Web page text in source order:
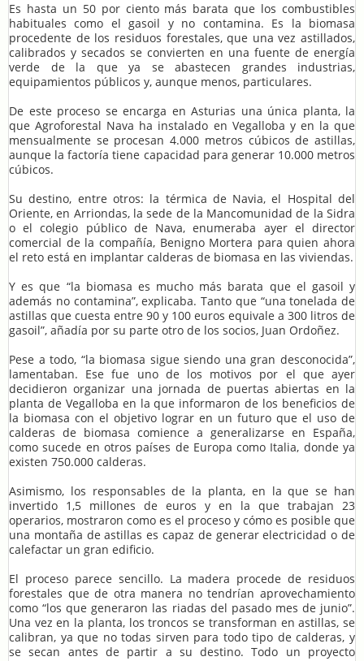
Es hasta un 50 por ciento más barata que los combustibles
habituales como el gasoil y no contamina. Es la biomasa
procedente de los residuos forestales, que una vez astillados,
calibrados y secados se convierten en una fuente de energía
verde de la que ya se abastecen grandes industrias,
equipamientos públicos y, aunque menos, particulares.
De este proceso se encarga en Asturias una única planta, la
que Agroforestal Nava ha instalado en Vegalloba y en la que
mensualmente se procesan 4.000 metros cúbicos de astillas,
aunque la factoría tiene capacidad para generar 10.000 metros
cúbicos.
Su destino, entre otros: la térmica de Navia, el Hospital del
Oriente, en Arriondas, la sede de la Mancomunidad de la Sidra
o el colegio público de Nava, enumeraba ayer el director
comercial de la compañía, Benigno Mortera para quien ahora
el reto está en implantar calderas de biomasa en las viviendas.
Y es que “la biomasa es mucho más barata que el gasoil y
además no contamina”, explicaba. Tanto que “una tonelada de
astillas que cuesta entre 90 y 100 euros equivale a 300 litros de
gasoil”, añadía por su parte otro de los socios, Juan Ordoñez.
Pese a todo, “la biomasa sigue siendo una gran desconocida”,
lamentaban. Ese fue uno de los motivos por el que ayer
decidieron organizar una jornada de puertas abiertas en la
planta de Vegalloba en la que informaron de los beneficios de
la biomasa con el objetivo lograr en un futuro que el uso de
calderas de biomasa comience a generalizarse en España,
como sucede en otros países de Europa como Italia, donde ya
existen 750.000 calderas.
Asimismo, los responsables de la planta, en la que se han
invertido 1,5 millones de euros y en la que trabajan 23
operarios, mostraron como es el proceso y cómo es posible que
una montaña de astillas es capaz de generar electricidad o de
calefactar un gran edificio.
El proceso parece sencillo. La madera procede de residuos
forestales que de otra manera no tendrían aprovechamiento
como “los que generaron las riadas del pasado mes de junio”.
Una vez en la planta, los troncos se transforman en astillas, se
calibran, ya que no todas sirven para todo tipo de calderas, y
se secan antes de partir a su destino. Todo un proyecto